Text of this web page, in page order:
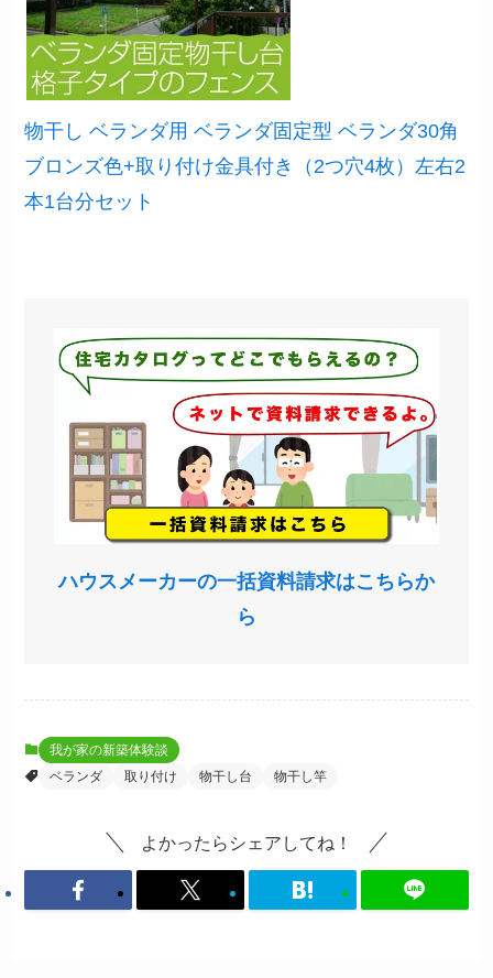
物干し ベランダ用 ベランダ固定型 ベランダ30角
ブロンズ色+取り付け金具付き（2つ穴4枚）左右2
本1台分セット
ハウスメーカーの一括資料請求はこちらか
ら
我が家の新築体験談
ベランダ
取り付け 物干し台 物干し竿
よかったらシェアしてね！